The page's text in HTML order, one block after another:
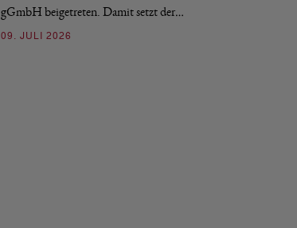
gGmbH beigetreten. Damit setzt der…
09. JULI 2026